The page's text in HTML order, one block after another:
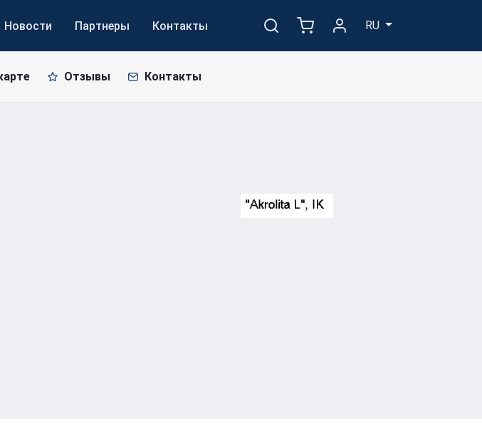
Новости Партнеры Контакты RU
Отзывы Контакты